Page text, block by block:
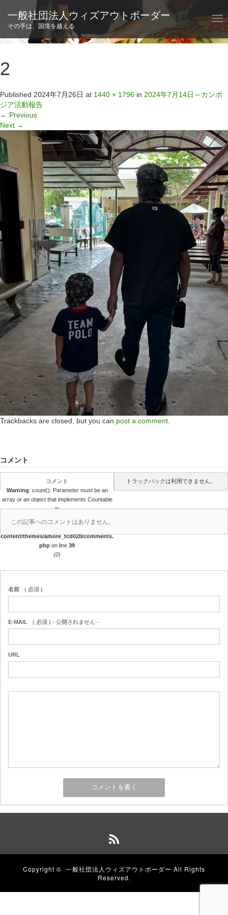
T
o
g
a
a
t
i
o
n
一般社団法人ウィズアウトボーダー
その手は、国境を越える
2
Published 2024年7月26日 at 1440 × 1796 in 2024年7月14日～カンボ
ジア活動報告
← Previous
Next →
Trackbacks are closed, but you can post a comment
コメント
コメント
Warning: count(): Parameter must be an
array or an object that implements Countable
in
/home/pwk/withoutborder.jp/public_html/
content/themes/amore_tcd028/comments.
php on line 39
(0)
トラックバックは利用できません。
この記事へのコメントはありません。
名前 ( 必須 )
E-MAIL ( 必須 ) - 公開されません -
URL
Copyright © 一般社団法人ウィズアウトボーダー All Rights
Reserved.